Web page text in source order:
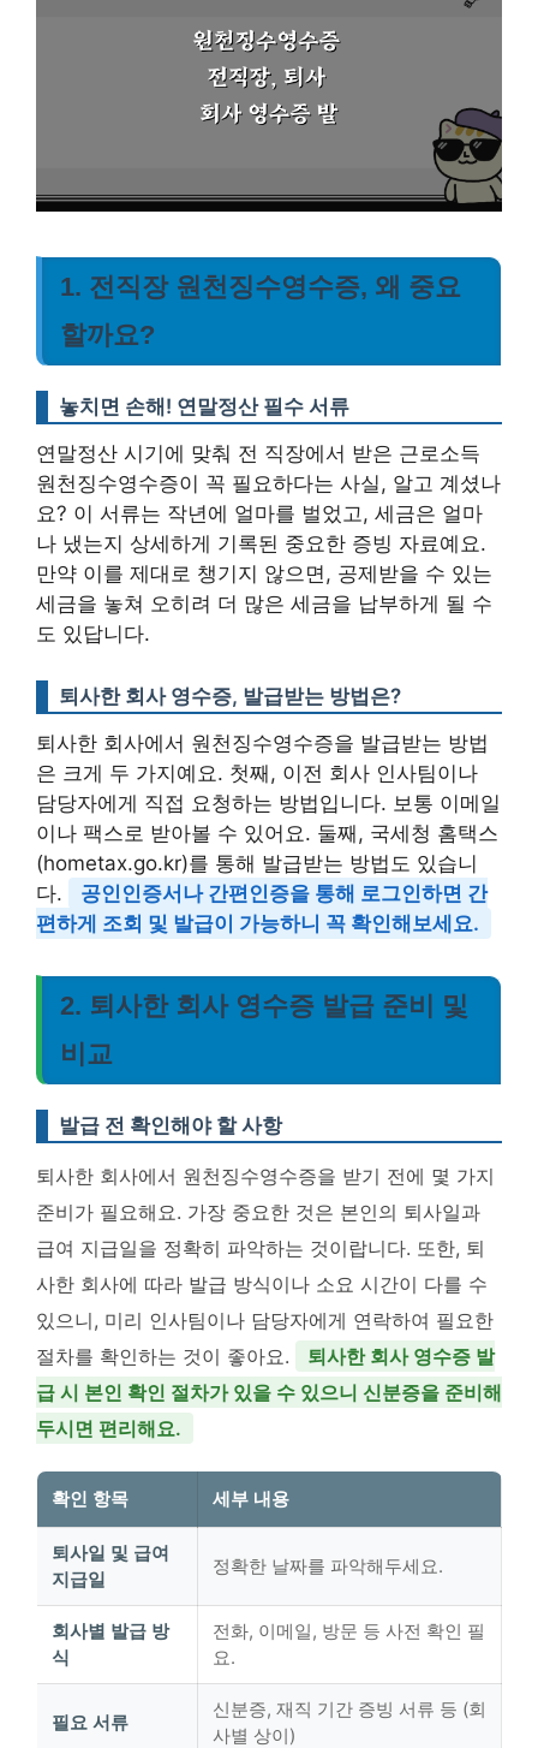
1. 전직장 원천징수영수증, 왜 중요
할까요?
놓치면 손해! 연말정산 필수 서류
연말정산 시기에 맞춰 전 직장에서 받은 근로소득
원천징수영수증이 꼭 필요하다는 사실, 알고 계셨나
요? 이 서류는 작년에 얼마를 벌었고, 세금은 얼마
나 냈는지 상세하게 기록된 중요한 증빙 자료예요.
만약 이를 제대로 챙기지 않으면, 공제받을 수 있는
세금을 놓쳐 오히려 더 많은 세금을 납부하게 될 수
도 있답니다.
퇴사한 회사 영수증, 발급받는 방법은?
퇴사한 회사에서 원천징수영수증을 발급받는 방법
은 크게 두 가지예요. 첫째, 이전 회사 인사팀이나
담당자에게 직접 요청하는 방법입니다. 보통 이메일
이나 팩스로 받아볼 수 있어요. 둘째, 국세청 홈택스
(hometax.go.kr)를 통해 발급받는 방법도 있습니
다.
공인인증서나 간편인증을 통해 로그인하면 간
편하게 조회 및 발급이 가능하니 꼭 확인해보세요.
2. 퇴사한 회사 영수증 발급 준비 및
비교
발급 전 확인해야 할 사항
퇴사한 회사에서 원천징수영수증을 받기 전에 몇 가지
준비가 필요해요. 가장 중요한 것은 본인의 퇴사일과
급여 지급일을 정확히 파악하는 것이랍니다. 또한, 퇴
사한 회사에 따라 발급 방식이나 소요 시간이 다를 수
있으니, 미리 인사팀이나 담당자에게 연락하여 필요한
절차를 확인하는 것이 좋아요.
퇴사한 회사 영수증 발
급 시 본인 확인 절차가 있을 수 있으니 신분증을 준비해
두시면 편리해요.
확인 항목 세부 내용
퇴사일 및 급여
지급일
정확한 날짜를 파악해두세요.
회사별 발급 방
식
전화, 이메일, 방문 등 사전 확인 필
요.
필요 서류
신분증, 재직 기간 증빙 서류 등 (회
사별 상이)